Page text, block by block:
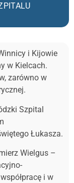
i Kijowie
w Kielcach.
zarówno w
Szpital
Łukasza.
Wielgus –
i w